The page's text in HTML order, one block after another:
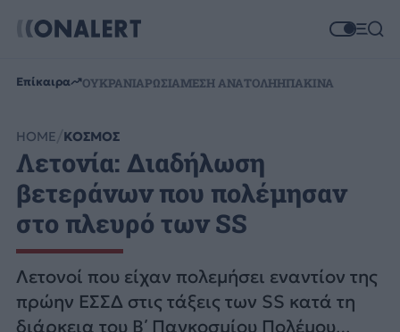
Επίκαιρα ΟΥΚΡΑΝΙΑΡΩΣΙΑΜΕΣΗ ΑΝΑΤΟΛΗΗΠΑΚΙΝΑ
HOME ΚΟΣΜΟΣ
Λετονία: Διαδήλωση
βετεράνων που πολέμησαν
στο πλευρό των SS
Λετονοί που είχαν πολεμήσει εναντίον της
πρώην ΕΣΣΔ στις τάξεις των SS κατά τη
διάρκεια του Β΄ Παγκοσμίου Πολέμου